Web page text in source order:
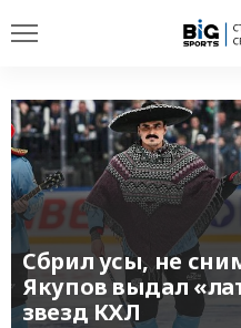
Сбрил усы, не
Якупов выдал
звезд КХЛ